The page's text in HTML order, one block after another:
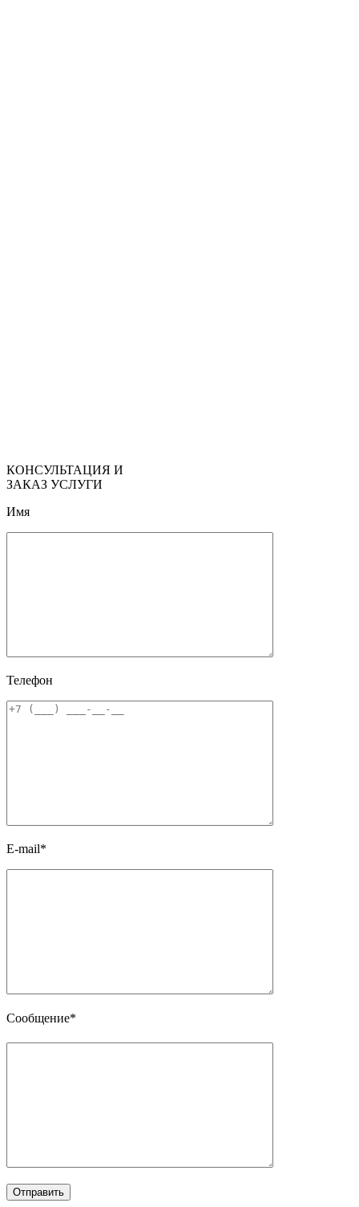
КОНСУЛЬТАЦИЯ И
ЗАКАЗ УСЛУГИ
Имя
Телефон
E-mail*
Сообщение*